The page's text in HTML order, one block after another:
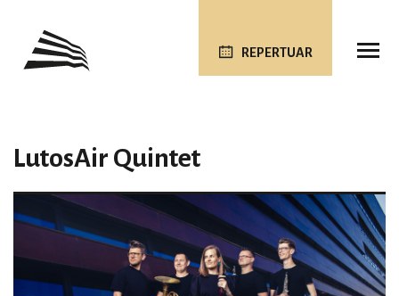
REPERTUAR
LutosAir Quintet